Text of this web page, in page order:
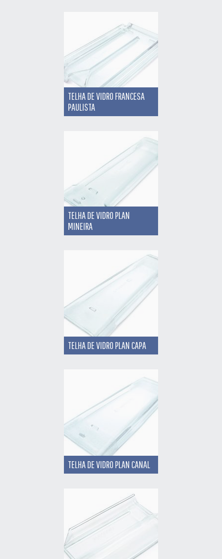
TELHA DE VIDRO FRANCESA
PAULISTA
TELHA DE VIDRO PLAN
MINEIRA
TELHA DE VIDRO PLAN CAPA
TELHA DE VIDRO PLAN CANAL